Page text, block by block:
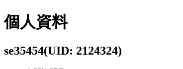
個人資料
se35454(UID: 2124324)